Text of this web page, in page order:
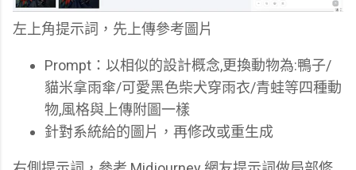
左上角提示詞，先上傳參考圖片
Prompt：以相似的設計概念,更換動物為:鴨子/
貓米拿雨傘/可愛黑色柴犬穿雨衣/青蛙等四種動
物,風格與上傳附圖一樣
針對系統給的圖片，再修改或重生成